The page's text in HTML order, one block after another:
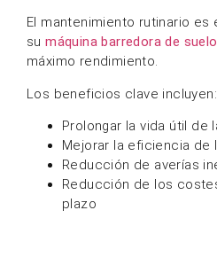
El mantenimiento rutinario
sumáquina barredora de
máximo rendimiento.
Los beneficios clave incluyen:
Prolongar la vida útil de
Mejorar la eficiencia de
Reducción de averías
Reducción de los
plazo